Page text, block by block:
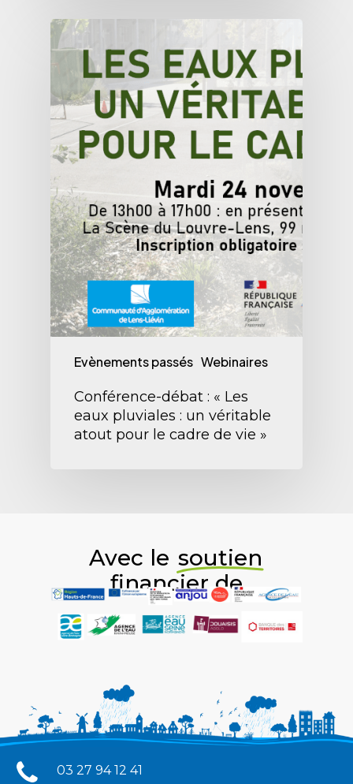
Evènements passés Webinaires
Conférence-débat : « Les
eaux pluviales : un véritable
atout pour le cadre de vie »
Avec le soutien
financier de
03 27 94 12 41